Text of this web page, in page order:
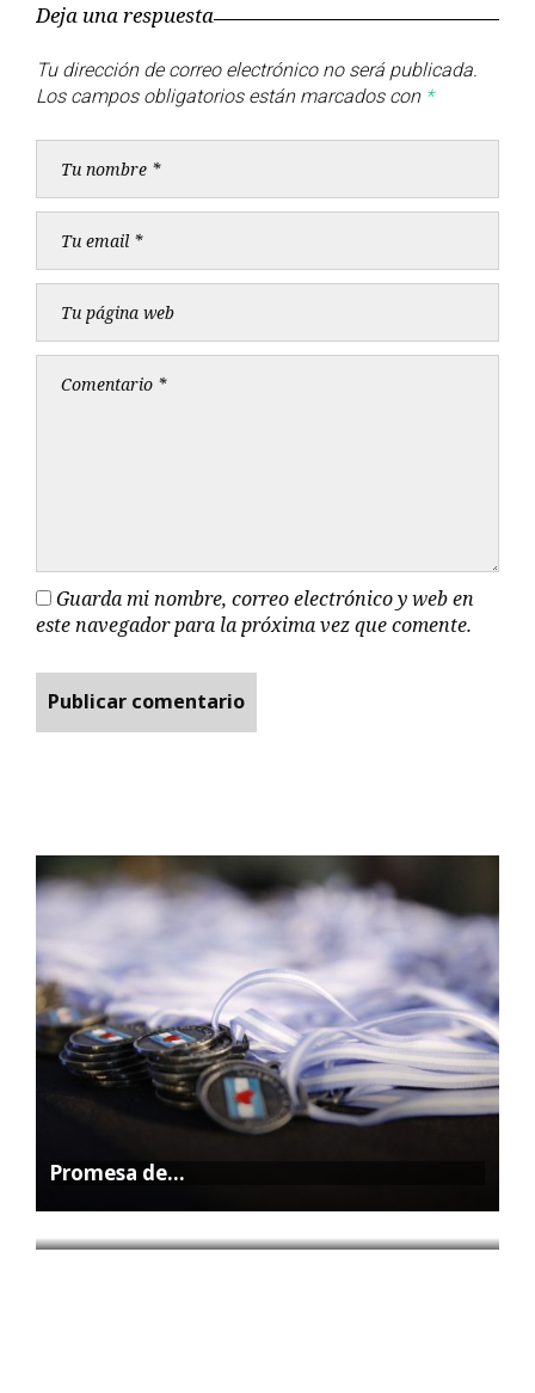
entradas
Deja una respuesta
Tu dirección de correo electrónico no será publicada.
Los campos obligatorios están marcados con *
Guarda mi nombre, correo electrónico y web en
este navegador para la próxima vez que comente.
Promesa de…